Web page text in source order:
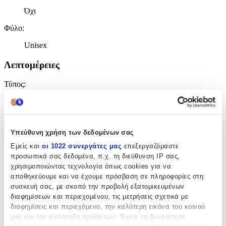
Υπεύθυνη χρήση των δεδομένων σας
Εμείς και οι 1022 συνεργάτες μας επεξεργαζόμαστε
προσωπικά σας δεδομένα, π.χ. τη διεύθυνση IP σας,
χρησιμοποιώντας τεχνολογία όπως cookies για να
αποθηκεύουμε και να έχουμε πρόσβαση σε πληροφορίες στη
συσκευή σας, με σκοπό την προβολή εξατομικευμένων
διαφημίσεων και περιεχομένου, τις μετρήσεις σχετικά με
διαφημίσεις και περιεχόμενο, την καλύτερη εικόνα του κοινού
μας και την ανάπτυξη προϊόντων. Έχετε τη δυνατότητα
Όχι
Φύλο:
Unisex
Λεπτομέρειες
Τύπος:
Χαρακτηριστικά
+
Χαρακτηριστικά
Κατασκευαστής :
Amigaz